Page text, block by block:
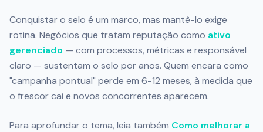
Conquistar o selo é um marco, mas mantê-lo exige
rotina. Negócios que tratam reputação como ativo
gerenciado — com processos, métricas e responsável
claro — sustentam o selo por anos. Quem encara como
"campanha pontual" perde em 6-12 meses, à medida que
o frescor cai e novos concorrentes aparecem.
Para aprofundar o tema, leia também Como melhorar a